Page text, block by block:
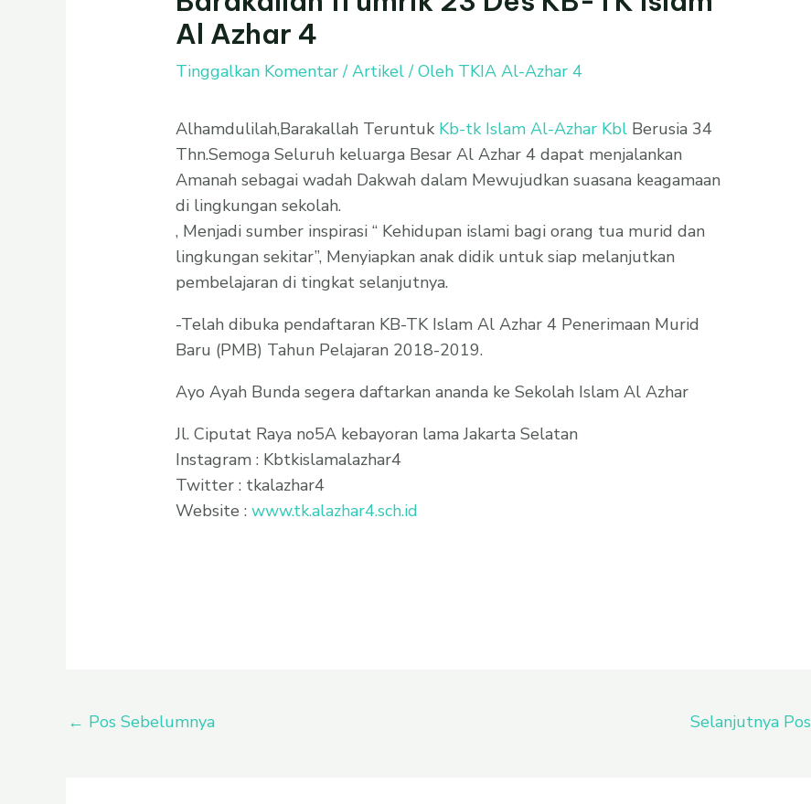
Al Azhar 4
Tinggalkan Komentar /Artikel/ Oleh TKIA Al-Azhar 4
Alhamdulilah,Barakallah Teruntuk Kb-tk Islam Al-Azhar Kbl Berusia 34
Thn.Semoga Seluruh keluarga Besar Al Azhar 4 dapat menjalankan
Amanah sebagai wadah Dakwah dalam Mewujudkan suasana keagamaan
di lingkungan sekolah.
, Menjadi sumber inspirasi “ Kehidupan islami bagi orang tua murid dan
lingkungan sekitar”, Menyiapkan anak didik untuk siap melanjutkan
pembelajaran di tingkat selanjutnya.
-Telah dibuka pendaftaran KB-TK Islam Al Azhar 4 Penerimaan Murid
Baru (PMB) Tahun Pelajaran 2018-2019.
Ayo Ayah Bunda segera daftarkan ananda ke Sekolah Islam Al Azhar
Jl. Ciputat Raya no5A kebayoran lama Jakarta Selatan
Instagram : Kbtkislamalazhar4
Twitter : tkalazhar4
Website :www.tk.alazhar4.sch.id
← Pos Sebelumnya Selanjutnya Pos